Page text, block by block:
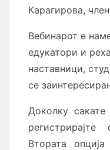
Карагирова,
Вебинарот е
едукатори и
наставници,
се
Доколку сакате
Втората